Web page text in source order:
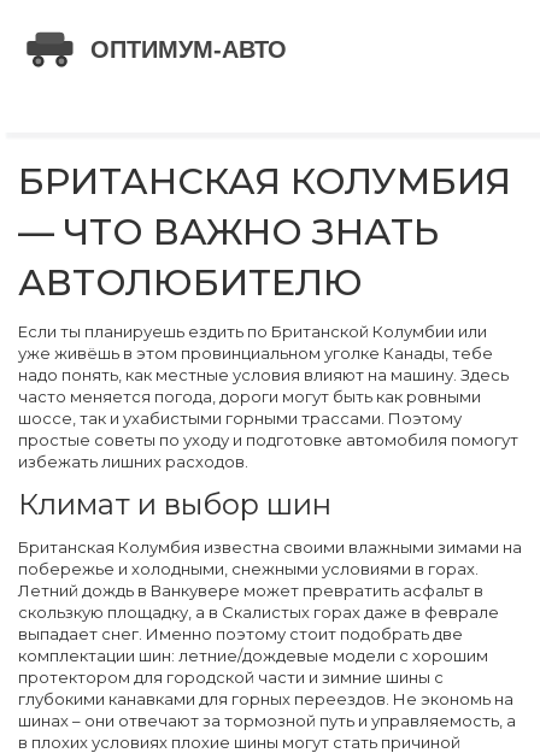
БРИТАНСКАЯ КОЛУМБИЯ
— ЧТО ВАЖНО ЗНАТЬ
АВТОЛЮБИТЕЛЮ
Если ты планируешь ездить по Британской Колумбии или
уже живёшь в этом провинциальном уголке Канады, тебе
надо понять, как местные условия влияют на машину. Здесь
часто меняется погода, дороги могут быть как ровными
шоссе, так и ухабистыми горными трассами. Поэтому
простые советы по уходу и подготовке автомобиля помогут
избежать лишних расходов.
Климат и выбор шин
Британская Колумбия известна своими влажными зимами на
побережье и холодными, снежными условиями в горах.
Летний дождь в Ванкувере может превратить асфальт в
скользкую площадку, а в Скалистых горах даже в феврале
выпадает снег. Именно поэтому стоит подобрать две
комплектации шин: летние/дождевые модели с хорошим
протектором для городской части и зимние шины с
глубокими канавками для горных переездов. Не экономь на
шинах – они отвечают за тормозной путь и управляемость, а
в плохих условиях плохие шины могут стать причиной